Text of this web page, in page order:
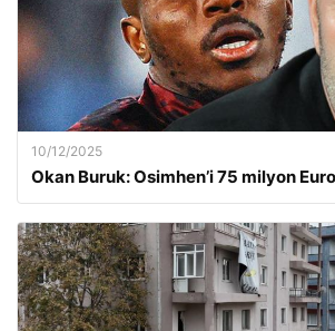
10/12/2025
Okan Buruk: Osimhen’i 75 milyon